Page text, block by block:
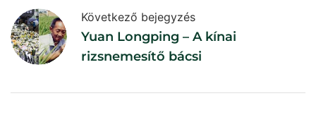
Következő bejegyzés
Yuan Longping – A kínai
rizsnemesítő bácsi